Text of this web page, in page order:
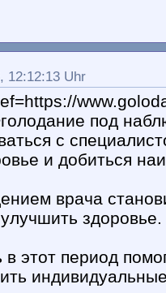
12:12:13 Uhr
под
с
и добиться
врача
здоровье.
этот период